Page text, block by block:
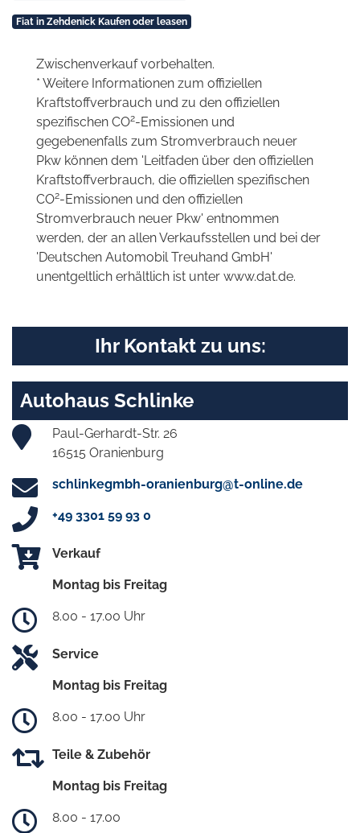
Fiat in Zehdenick Kaufen oder leasen
Zwischenverkauf vorbehalten.
* Weitere Informationen zum offiziellen
Kraftstoffverbrauch und zu den offiziellen
spezifischen CO2-Emissionen und
gegebenenfalls zum Stromverbrauch neuer
Pkw können dem 'Leitfaden über den offiziellen
Kraftstoffverbrauch, die offiziellen spezifischen
CO2-Emissionen und den offiziellen
Stromverbrauch neuer Pkw' entnommen
werden, der an allen Verkaufsstellen und bei der
'Deutschen Automobil Treuhand GmbH'
unentgeltlich erhältlich ist unter www.dat.de.
Ihr Kontakt zu uns:
Autohaus Schlinke
Paul-Gerhardt-Str. 26
16515 Oranienburg
schlinkegmbh-oranienburg@t-online.de
+49 3301 59 93 0
Verkauf
Montag bis Freitag
8.00 - 17.00 Uhr
Service
Montag bis Freitag
8.00 - 17.00 Uhr
Teile & Zubehör
Montag bis Freitag
8.00 - 17.00